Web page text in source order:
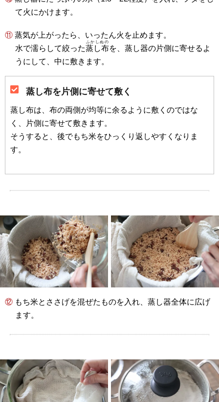
て火にかけます。
⑪ 蒸気が上がったら、いったん火を止めます。
水で濡らして絞った蒸し布
ふかしぬの
を、蒸し器の片側に寄せるよ
うにして、中に敷きます。
蒸し布を片側に寄せて敷く
蒸し布は、布の両側が均等に余るように敷くのではな
く、片側に寄せて敷きます。
そうすると、後でもち米をひっくり返しやすくなりま
す。
⑫ もち米とささげを混ぜたものを入れ、蒸し器全体に広げ
ます。